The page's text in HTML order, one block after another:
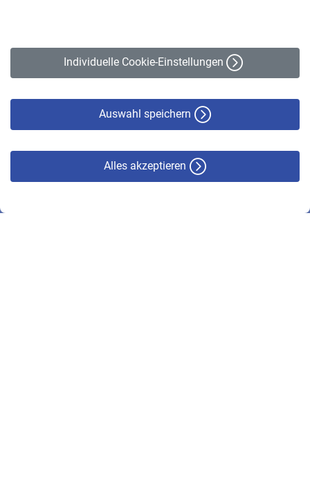
Individuelle Cookie-Einstellungen
Auswahl speichern
Alles akzeptieren
Erklärung zur Barrierefreiheit
© VBL 2026